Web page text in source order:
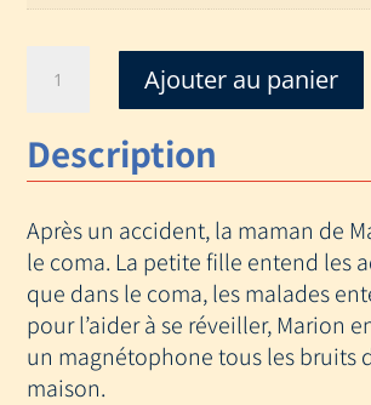
GROS
DODO
Ajouter au panier
Description
Après un accident, la maman de
le coma. La petite fille entend les
que dans le coma, les malades
pour l’aider à se réveiller, Marion
un magnétophone tous les bruits
maison.